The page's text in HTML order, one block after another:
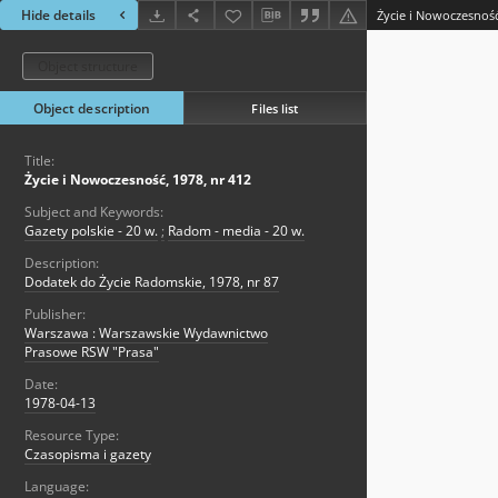
Hide details Życie i
Object description Files list
Title:
Życie i Nowoczesność, 1978, nr 412
Subject and Keywords:
Gazety polskie - 20 w. ; Radom - media - 20 w.
Description:
Dodatek do Życie Radomskie, 1978, nr 87
Publisher:
Warszawa : Warszawskie Wydawnictwo
Prasowe RSW "Prasa"
Date:
1978-04-13
Resource Type:
Czasopisma i gazety
Language: